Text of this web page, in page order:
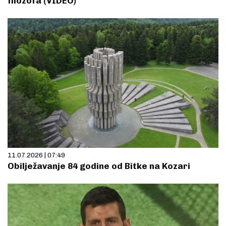
11.07.2026 | 07:49
Obilježavanje 84 godine od Bitke na Kozari